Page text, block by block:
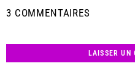
3 COMMENTAIRES
LAISSER UN